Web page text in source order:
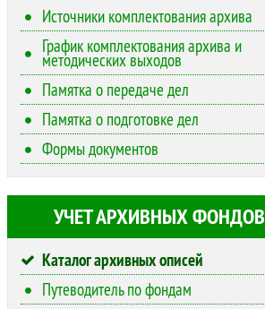
Источники комплектования архива
График комплектования архива и
методических выходов
Памятка о передаче дел
Памятка о подготовке дел
Формы документов
УЧЕТ АРХИВНЫХ ФОНДОВ
Каталог архивных описей
Путеводитель по фондам